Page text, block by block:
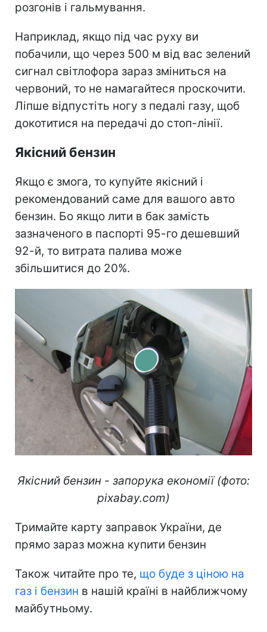
розгонів і гальмування.
Наприклад, якщо під час руху ви
побачили, що через 500 м від вас зелений
сигнал світлофора зараз зміниться на
червоний, то не намагайтеся проскочити.
Ліпше відпустіть ногу з педалі газу, щоб
докотитися на передачі до стоп-лінії.
Якісний бензин
Якщо є змога, то купуйте якісний і
рекомендований саме для вашого авто
бензин. Бо якщо лити в бак замість
зазначеного в паспорті 95-го дешевший
92-й, то витрата палива може
збільшитися до 20%.
Якісний бензин - запорука економії (фото:
pixabay.com)
Тримайте карту заправок України, де
прямо зараз можна купити бензин
Також читайте про те, що буде з ціною на
газ і бензин в нашій країні в найближчому
майбутньому.